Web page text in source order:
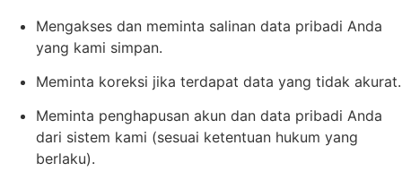
Mengakses dan meminta salinan data pribadi Anda
yang kami simpan.
Meminta koreksi jika terdapat data yang tidak akurat.
Meminta penghapusan akun dan data pribadi Anda
dari sistem kami (sesuai ketentuan hukum yang
berlaku).